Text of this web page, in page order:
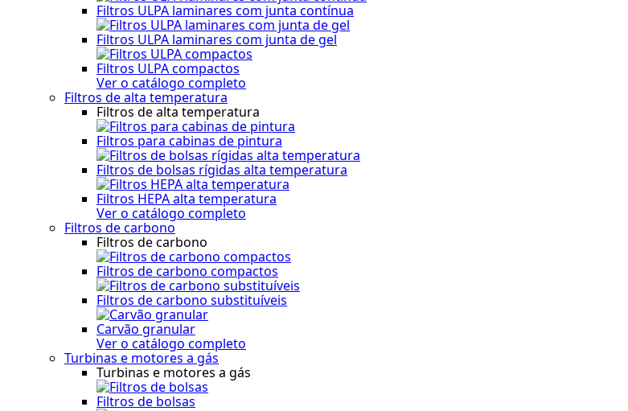
Filtros ULPA laminares com junta contínua
Filtros ULPA laminares com junta de gel
Filtros ULPA compactos
Ver o catálogo completo
Filtros de alta temperatura
Filtros de alta temperatura
Filtros para cabinas de pintura
Filtros de bolsas rígidas alta temperatura
Filtros HEPA alta temperatura
Ver o catálogo completo
Filtros de carbono
Filtros de carbono
Filtros de carbono compactos
Filtros de carbono substituíveis
Carvão granular
Ver o catálogo completo
Turbinas e motores a gás
Turbinas e motores a gás
Filtros de bolsas